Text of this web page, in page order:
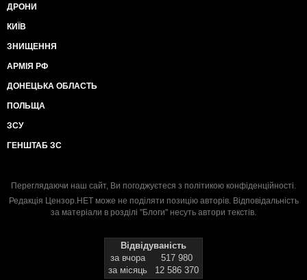
ДРОНИ
КИЇВ
ЗНИЩЕННЯ
АРМІЯ РФ
ДОНЕЦЬКА ОБЛАСТЬ
ПОЛЬЩА
ЗСУ
ГЕНШТАБ ЗС
Переглядаючи наш сайт, Ви погоджуєтеся з політикою конфіденційності.
Редакція Цензор.НЕТ може не поділяти позицію авторів. Відповідальність
за матеріали в розділі "Блоги" несуть автори текстів.
Відвідуваність
за вчора
517 980
за місяць
12 586 370